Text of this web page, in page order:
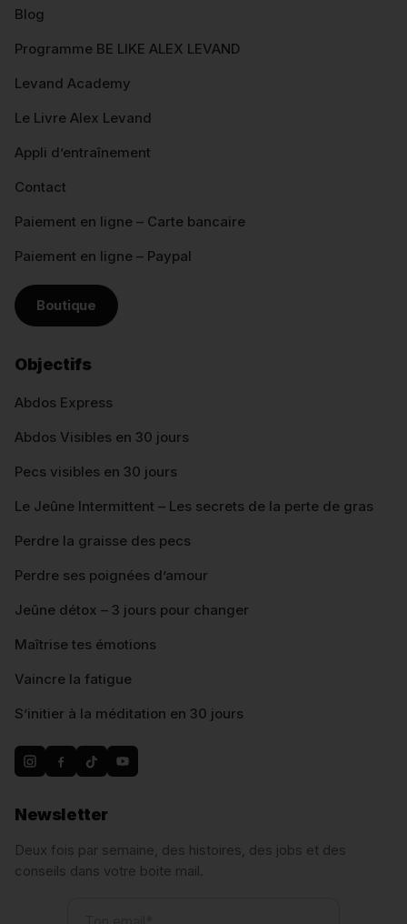
Blog
Programme BE LIKE ALEX LEVAND
Levand Academy
Le Livre Alex Levand
Appli d’entraînement
Contact
Paiement en ligne – Carte bancaire
Paiement en ligne – Paypal
Boutique
Objectifs
Abdos Express
Abdos Visibles en 30 jours
Pecs visibles en 30 jours
Le Jeûne Intermittent – Les secrets de la perte de gras
Perdre la graisse des pecs
Perdre ses poignées d’amour
Jeûne détox – 3 jours pour changer
Maîtrise tes émotions
Vaincre la fatigue
S’initier à la méditation en 30 jours
Newsletter
Deux fois par semaine, des histoires, des jobs et des
conseils dans votre boite mail.